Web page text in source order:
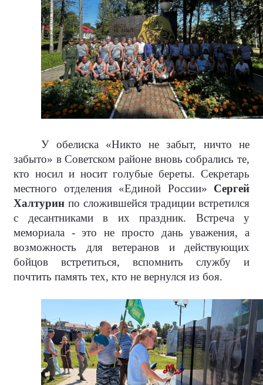
У обелиска «Никто не забыт, ничто не
забыто» в Советском районе вновь собрались те,
кто носил и носит голубые береты. Секретарь
местного отделения «Единой России» Сергей
Халтурин по сложившейся традиции встретился
с десантниками в их праздник. Встреча у
мемориала - это не просто дань уважения, а
возможность для ветеранов и действующих
бойцов встретиться, вспомнить службу и
почтить память тех, кто не вернулся из боя.